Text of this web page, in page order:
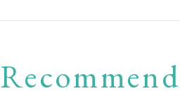
Recommend